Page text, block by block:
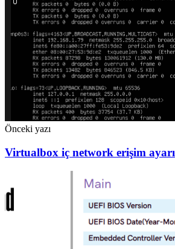
Önceki yazı
Virtualbox iç network erişim ayarı